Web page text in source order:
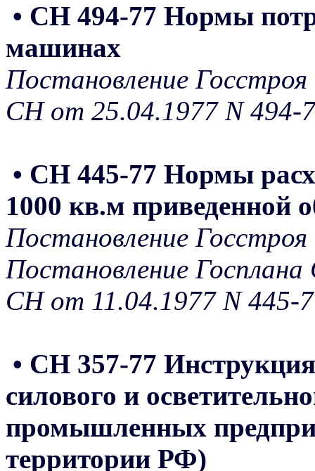
• СН 494-77 Нормы
машинах
Постановление
СН от 25.04.1977 N 494-
• СН 445-77 Нормы
1000 кв.м
Постановление
Постановление
СН от 11.04.1977 N 445-
• СН 357-77
силового и
промышленных
территории РФ)